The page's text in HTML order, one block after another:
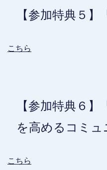
【参加特典５】
こちら
【参加特典６
を高めるコミュ
こちら